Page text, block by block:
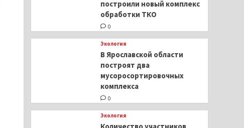
построили новый комплекс
обработки ТКО
0
Экология
В Ярославской области
построят два
мусоросортировочных
комплекса
0
Экология